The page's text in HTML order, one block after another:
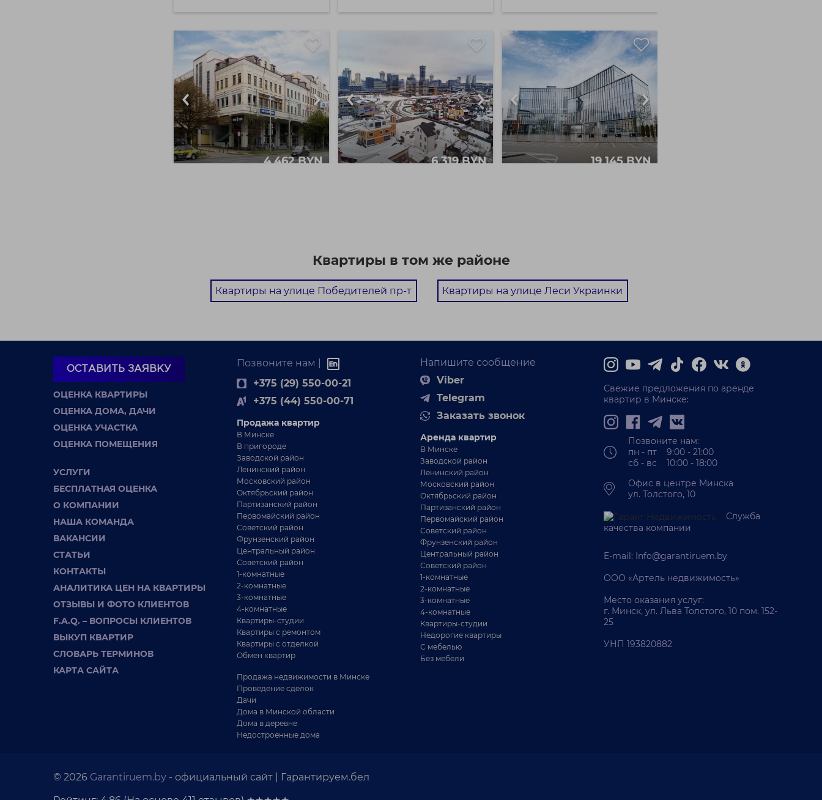
4 462 BYN
ст. м. Немига
Помещение находится в центре
города, рядом с ключевыми
6 319 BYN
Центральный
район
Дом в аренду по улице
Веснинка, 53. Уникальное
предложение. Здание под
19 145 BYN
Ищете престижное и
комфортное место для своего
бизнеса? Мы предлагаем вам
3 - КОМНАТНАЯ КВАРТИРА2 500 BYN
Снять уютную 3-
комнатную квартиру, г.
Минск, ул. Червякова, 64
ул. Червякова,
64
Центральный
76.8 / 47.3 / 10.4
Сдаётся светлая и уютная 3-
комнатная квартира в
Центральном районе Минска! В
квартире после ремонта...
Квартиры в том же районе
Квартиры на улице Победителей пр-т Квартиры на улице Леси Украинки
ОСТАВИТЬ ЗАЯВКУ
ОЦЕНКА КВАРТИРЫ
ОЦЕНКА ДОМА, ДАЧИ
ОЦЕНКА УЧАСТКА
ОЦЕНКА ПОМЕЩЕНИЯ
УСЛУГИ
БЕСПЛАТНАЯ ОЦЕНКА
О КОМПАНИИ
НАША КОМАНДА
ВАКАНСИИ
СТАТЬИ
КОНТАКТЫ
АНАЛИТИКА ЦЕН НА КВАРТИРЫ
ОТЗЫВЫ И ФОТО КЛИЕНТОВ
F.A.Q. – ВОПРОСЫ КЛИЕНТОВ
ВЫКУП КВАРТИР
СЛОВАРЬ ТЕРМИНОВ
КАРТА САЙТА
Позвоните нам |
+375 (29) 550-00-21
+375 (44) 550-00-71
Продажа квартир
В Минске
В пригороде
Заводской район
Ленинский район
Московский район
Октябрьский район
Партизанский район
Первомайский район
Советский район
Фрунзенский район
Центральный район
Советский район
1-комнатные
2-комнатные
3-комнатные
4-комнатные
Квартиры-студии
Квартиры с ремонтом
Квартиры с отделкой
Обмен квартир
Продажа недвижимости в Минске
Проведение сделок
Дачи
Дома в Минской области
Дома в деревне
Недостроенные дома
Напишите сообщение
Viber
Telegram
Заказать звонок
Аренда квартир
В Минске
Заводской район
Ленинский район
Московский район
Октябрьский район
Партизанский район
Первомайский район
Советский район
Фрунзенский район
Центральный район
Советский район
1-комнатные
2-комнатные
3-комнатные
4-комнатные
Квартиры-студии
Недорогие квартиры
С мебелью
Без мебели
Свежие предложения по аренде
квартир в Минске:
Позвоните нам:
пн - пт 9:00 - 21:00
сб - вс 10:00 - 18:00
Офис в центре Минска
ул. Толстого, 10
Служба
качества компании
E-mail: Info@garantiruem.by
ООО «Артель недвижимость»
Место оказания услуг:
г. Минск, ул. Льва Толстого, 10 пом. 152-
25
УНП 193820882
© 2026 Garantiruem.by - официальный сайт | Гарантируем.бел